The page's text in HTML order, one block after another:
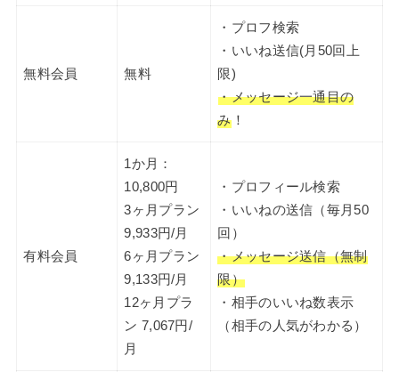
無料会員 無料
・プロフ検索
・いいね送信(月50回上
限)
・メッセージ一通目の
み！
有料会員
1か月：
10,800円
3ヶ月プラン
9,933円/月
6ヶ月プラン
9,133円/月
12ヶ月プラ
ン 7,067円/
月
・プロフィール検索
・いいねの送信（毎月50
回）
・メッセージ送信（無制
限）
・相手のいいね数表示
（相手の人気がわかる）